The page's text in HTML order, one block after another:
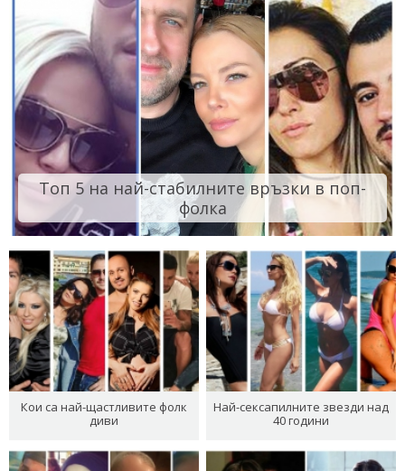
Топ 5 на най-стабилните връзки в поп-
фолка
Кои са най-щастливите фолк
диви
Най-сексапилните звезди над
40 години